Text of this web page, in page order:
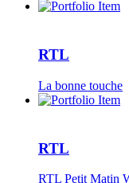
RTL
La bonne touche
RTL
RTL Petit Matin